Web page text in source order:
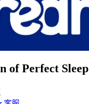
of Perfect Sleep